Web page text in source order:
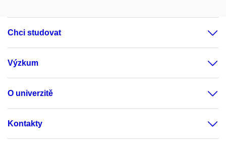
Chci studovat
Výzkum
O univerzitě
Kontakty